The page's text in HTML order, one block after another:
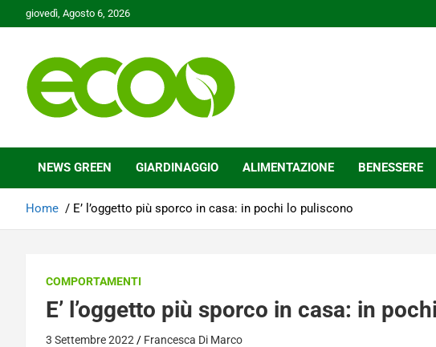
to
giovedì, Agosto 6, 2026
Ecoo.it
NEWS GREEN GIARDINAGGIO ALIMENTAZIONE BENESSERE
Home E’ l’oggetto più sporco in casa: in pochi lo puliscono
COMPORTAMENTI
E’ l’oggetto più sporco in casa: in
3 Settembre 2022 Francesca Di Marco